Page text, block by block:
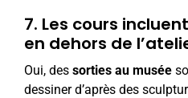
7. Les cours
en dehors de
Oui, des sorties au musée
dessiner d’après des